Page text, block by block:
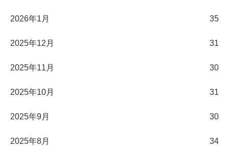
2026年1月 35
2025年12月 31
2025年11月 30
2025年10月 31
2025年9月 30
2025年8月 34